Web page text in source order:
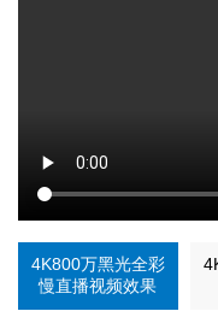
4K800万黑光全彩
慢直播视频效果